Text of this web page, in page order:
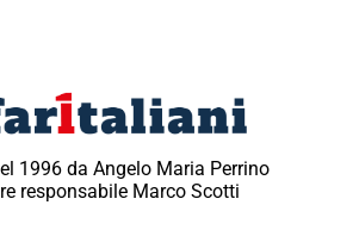
1996 da Angelo Maria Perrino
responsabile Marco Scotti